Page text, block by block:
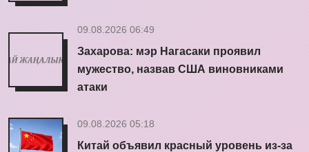
09.08.2026 06:49
Захарова: мэр Нагасаки проявил
мужество, назвав США виновниками
атаки
09.08.2026 05:18
Китай объявил красный уровень из-за